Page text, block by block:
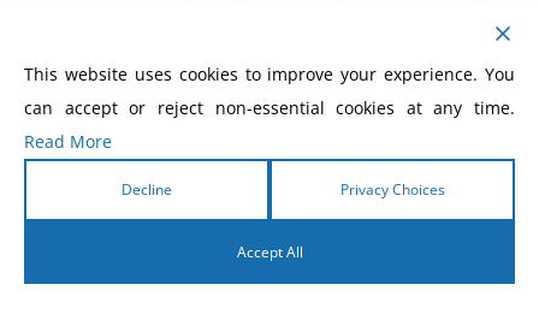
encouraged, equipped, and strengthened
to work the works of God, just as Dr.
This website uses cookies to improve your experience. You
can accept or reject non-essential cookies at any time.
Read More
Decline Privacy Choices
Accept All